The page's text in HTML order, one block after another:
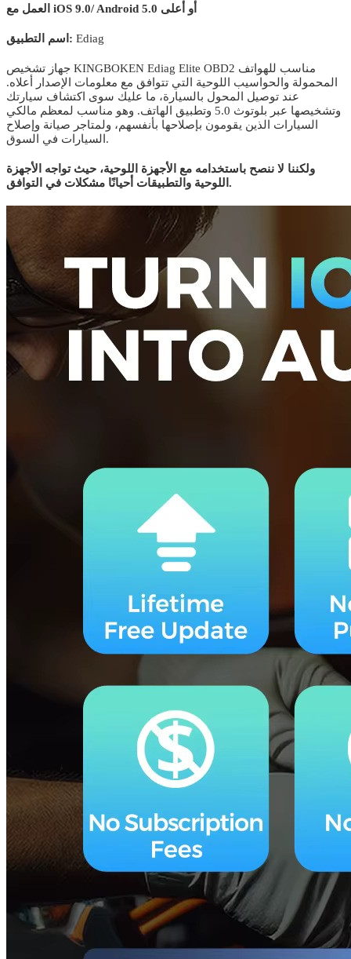
العمل مع iOS 9.0/ Android 5.0 أو أعلى
اسم التطبيق: Ediag
جهاز تشخيص KINGBOKEN Ediag Elite OBD2 مناسب للهواتف
المحمولة والحواسيب اللوحية التي تتوافق مع معلومات الإصدار أعلاه.
عند توصيل المحول بالسيارة، ما عليك سوى اكتشاف سيارتك
وتشخيصها عبر بلوتوث 5.0 وتطبيق الهاتف. وهو مناسب لمعظم مالكي
السيارات الذين يقومون بإصلاحها بأنفسهم، ولمتاجر صيانة وإصلاح
السيارات في السوق.
ولكننا لا ننصح باستخدامه مع الأجهزة اللوحية، حيث تواجه الأجهزة
اللوحية والتطبيقات أحيانًا مشكلات في التوافق.